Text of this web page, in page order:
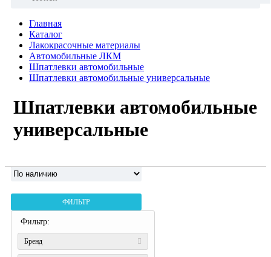
Главная
Каталог
Лакокрасочные материалы
Автомобильные ЛКМ
Шпатлевки автомобильные
Шпатлевки автомобильные универсальные
Шпатлевки автомобильные
универсальные
ФИЛЬТР
Фильтр:
Бренд